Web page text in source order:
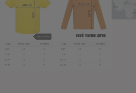
Añadir a lista de deseos